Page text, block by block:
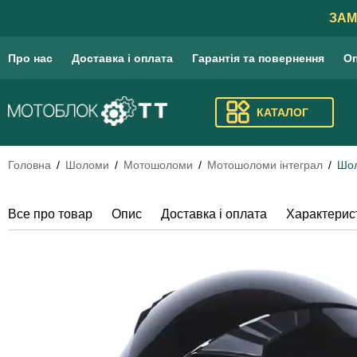
Про нас Доставка і оплата Гарантія та повернення
КАТАЛОГ
Головна Шоломи Мотошоломи Мотошоломи інтеграл
Все про товар Опис Доставка і оплата